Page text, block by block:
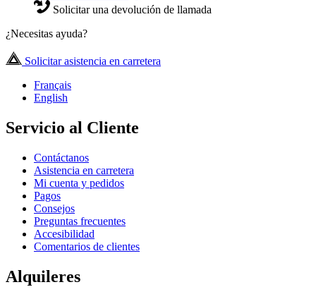
Solicitar una devolución de llamada
¿Necesitas ayuda?
Solicitar asistencia en carretera
Français
English
Servicio al Cliente
Contáctanos
Asistencia en carretera
Mi cuenta y pedidos
Pagos
Consejos
Preguntas frecuentes
Accesibilidad
Comentarios de clientes
Alquileres